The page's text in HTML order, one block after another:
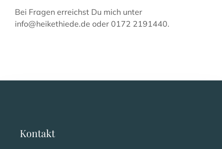
Bei Fragen erreichst Du mich unter
info@heikethiede.de oder 0172 2191440.
Kontakt